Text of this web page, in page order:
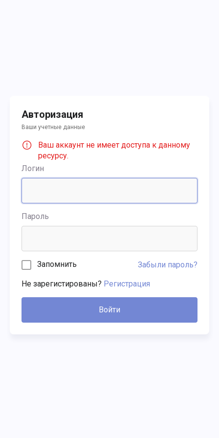
Авторизация
Ваши учетные данные
Ваш аккаунт не имеет доступа к данному
ресурсу.
Логин
Пароль
Запомнить Забыли пароль?
Не зарегистированы? Регистрация